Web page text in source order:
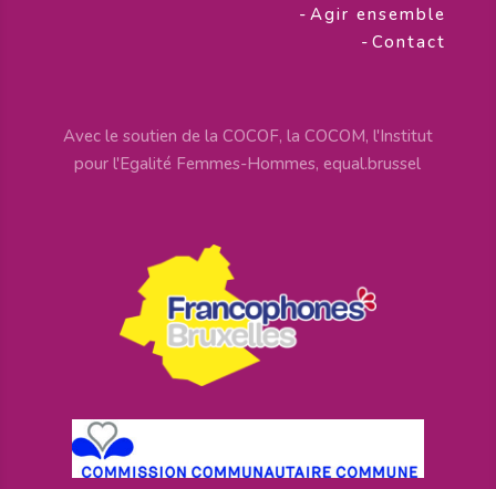
-Agir ensemble
-Contact
Avec le soutien de la COCOF, la COCOM, l'Institut
pour l'Egalité Femmes-Hommes, equal.brussel